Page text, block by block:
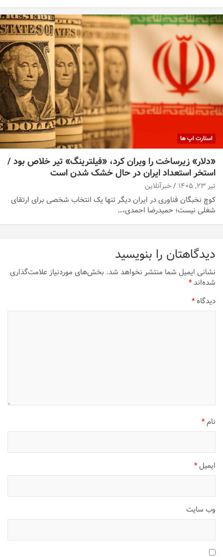
استارت اپ ها
«دلار» زیرساخت را ویران کرد، «فیلترینگ» تیر خلاص بود /
استخر استعداد ایران در حال خشک شدن است
تیر ۲۳, ۱۴۰۵ خبرآنلاین
کوچ نخبگان فناوری در ایران دیگر تنها یک انتخاب شخصی برای ارتقای
شغلی نیست؛ حمیدرضا احمدی،…
دیدگاهتان را بنویسید
نشانی ایمیل شما منتشر نخواهد شد.بخش‌های موردنیاز علامت‌گذاری
شده‌اند*
دیدگاه*
نام*
ایمیل*
وب‌ سایت